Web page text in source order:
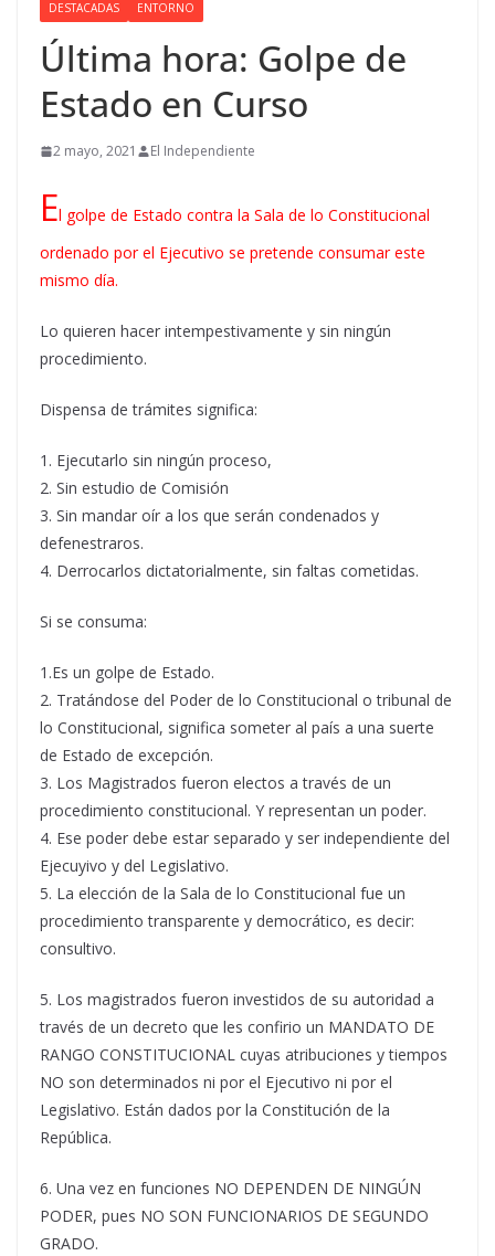
DESTACADAS ENTORNO
Última hora: Golpe de
Estado en Curso
2 mayo, 2021 El Independiente
El golpe de Estado contra la Sala de lo Constitucional
ordenado por el Ejecutivo se pretende consumar este
mismo día.
Lo quieren hacer intempestivamente y sin ningún
procedimiento.
Dispensa de trámites significa:
1. Ejecutarlo sin ningún proceso,
2. Sin estudio de Comisión
3. Sin mandar oír a los que serán condenados y
defenestraros.
4. Derrocarlos dictatorialmente, sin faltas cometidas.
Si se consuma:
1.Es un golpe de Estado.
2. Tratándose del Poder de lo Constitucional o tribunal de
lo Constitucional, significa someter al país a una suerte
de Estado de excepción.
3. Los Magistrados fueron electos a través de un
procedimiento constitucional. Y representan un poder.
4. Ese poder debe estar separado y ser independiente del
Ejecuyivo y del Legislativo.
5. La elección de la Sala de lo Constitucional fue un
procedimiento transparente y democrático, es decir:
consultivo.
5. Los magistrados fueron investidos de su autoridad a
través de un decreto que les confirio un MANDATO DE
RANGO CONSTITUCIONAL cuyas atribuciones y tiempos
NO son determinados ni por el Ejecutivo ni por el
Legislativo. Están dados por la Constitución de la
República.
6. Una vez en funciones NO DEPENDEN DE NINGÚN
PODER, pues NO SON FUNCIONARIOS DE SEGUNDO
GRADO.